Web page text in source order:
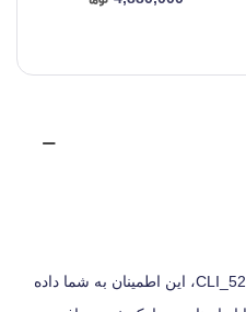
با کارتریج جوهرافشان زرد کانن CLI_521، این اطمینان به شما داده